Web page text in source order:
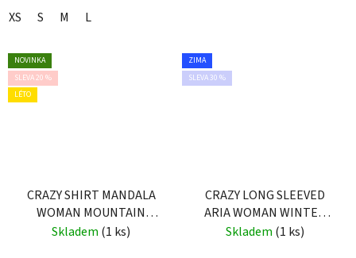
XS S M L
NOVINKA
SLEVA 20 %
LÉTO
CRAZY SHIRT MANDALA
WOMAN MOUNTAIN
FLOWER
Skladem (1 ks)
ZIMA
SLEVA 30 %
CRAZY LONG SLEEVED
ARIA WOMAN WINTER
FLOWER
Skladem (1 ks)